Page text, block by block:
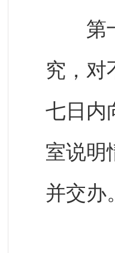
第十
究，对
七日内
室说明
并交办